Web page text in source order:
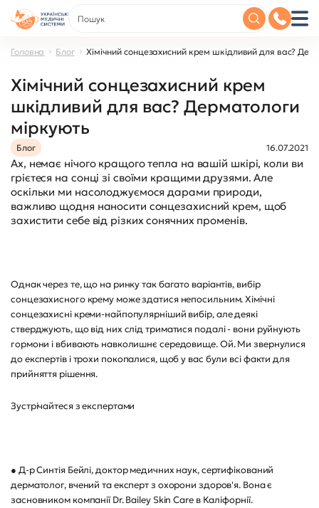
Головна Блог Хімічний сонцезахисний крем шкідливий для вас?
Хімічний сонцезахисний крем
шкідливий для вас? Дерматологи
міркують
Блог 16.07.2021
Ах, немає нічого кращого тепла на вашій шкірі, коли ви
грієтеся на сонці зі своїми кращими друзями. Але
оскільки ми насолоджуємося дарами природи,
важливо щодня наносити сонцезахисний крем, щоб
захистити себе від різких сонячних променів.
Однак через те, що на ринку так багато варіантів, вибір
сонцезахисного крему може здатися непосильним. Хімічні
сонцезахисні креми-найпопулярніший вибір, але деякі
стверджують, що від них слід триматися подалі - вони руйнують
гормони і вбивають навколишнє середовище. Ой. Ми звернулися
до експертів і трохи покопалися, щоб у вас були всі факти для
прийняття рішення.
Зустрічайтеся з експертами
● Д-р Синтія Бейлі, доктор медичних наук, сертифікований
дерматолог, вчений та експерт з охорони здоров'я. Вона є
засновником компанії Dr. Bailey Skin Care в Каліфорнії.